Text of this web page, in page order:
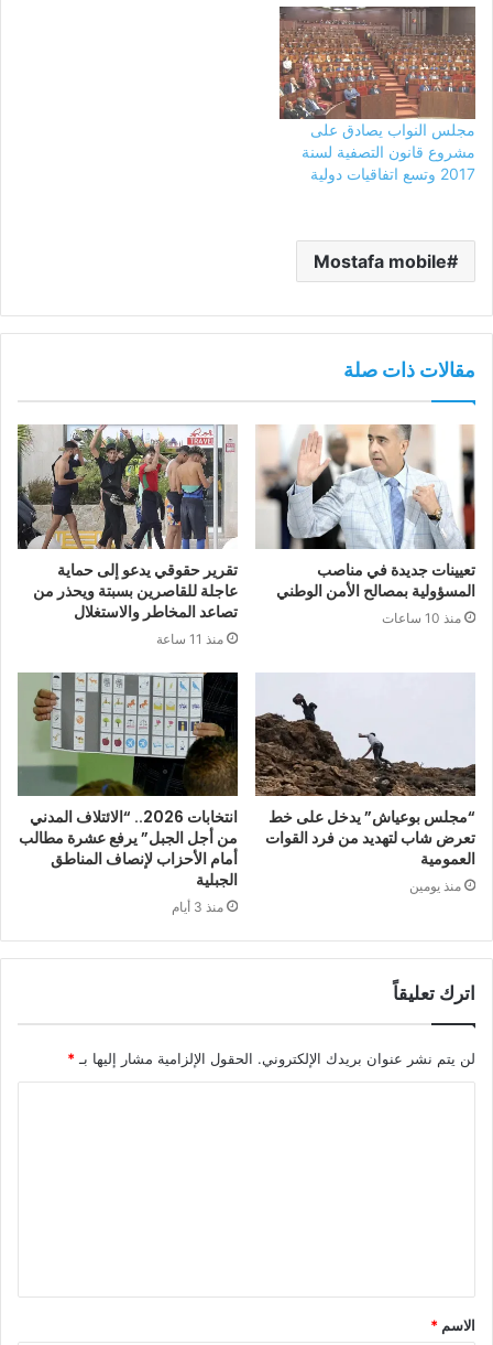
مجلس النواب يصادق على
مشروع قانون التصفية لسنة
2017 وتسع اتفاقيات دولية
Mostafa mobile
مقالات ذات صلة
تعيينات جديدة في مناصب
المسؤولية بمصالح الأمن الوطني
منذ 10 ساعات
تقرير حقوقي يدعو إلى حماية
عاجلة للقاصرين بسبتة ويحذر من
تصاعد المخاطر والاستغلال
منذ 11 ساعة
“مجلس بوعياش” يدخل على خط
تعرض شاب لتهديد من فرد القوات
العمومية
منذ يومين
انتخابات 2026.. “الائتلاف المدني
من أجل الجبل” يرفع عشرة مطالب
أمام الأحزاب لإنصاف المناطق
الجبلية
منذ 3 أيام
اترك تعليقاً
لن يتم نشر عنوان بريدك الإلكتروني. الحقول الإلزامية مشار إليها بـ*
ق
*
الاسم *